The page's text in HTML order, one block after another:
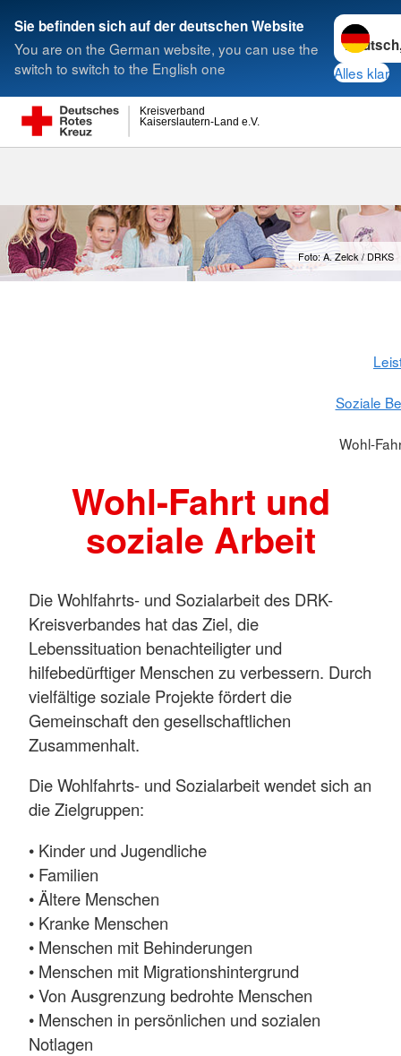
Sie befinden sich auf der deutschen Website
You are on the German website, you can use the
switch to switch to the English one
Sprache
Alles klar
Kaiserslautern-Land e.V.
Kreisverband
Suche
Foto: A. Zelck / DRKS
Soziale
Wohl-
Wohl-Fahrt und
soziale Arbeit
Die Wohlfahrts- und Sozialarbeit des DRK-
Kreisverbandes hat das Ziel, die
Lebenssituation benachteiligter und
hilfebedürftiger Menschen zu verbessern. Durch
vielfältige soziale Projekte fördert die
Gemeinschaft den gesellschaftlichen
Zusammenhalt.
Die Wohlfahrts- und Sozialarbeit wendet sich an
die Zielgruppen:
• Kinder und Jugendliche
• Familien
• Ältere Menschen
• Kranke Menschen
• Menschen mit Behinderungen
• Menschen mit Migrationshintergrund
• Von Ausgrenzung bedrohte Menschen
• Menschen in persönlichen und sozialen
Notlagen